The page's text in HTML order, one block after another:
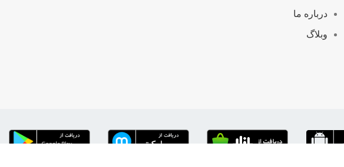
درباره ما
وبلاگ